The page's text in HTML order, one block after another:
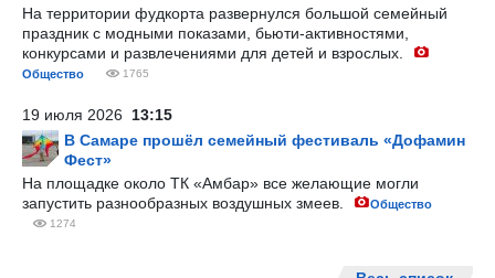
На территории фудкорта развернулся большой семейный
праздник с модными показами, бьюти-активностями,
конкурсами и развлечениями для детей и взрослых.
Общество 1765
19 июля 2026 13:15
В Самаре прошёл семейный фестиваль «Дофамин
Фест»
На площадке около ТК «Амбар» все желающие могли
запустить разнообразных воздушных змеев.
Общество
1274